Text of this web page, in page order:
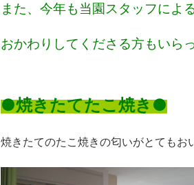
また、今年も当園スタッフによ
おかわりしてくださる方もいら
●焼きたてたこ焼き●
焼きたてのたこ焼きの匂いがとてもお